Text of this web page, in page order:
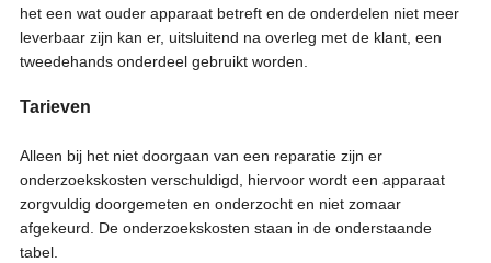
het een wat ouder apparaat betreft en de onderdelen niet meer
leverbaar zijn kan er, uitsluitend na overleg met de klant, een
tweedehands onderdeel gebruikt worden.
Tarieven
Alleen bij het niet doorgaan van een reparatie zijn er
onderzoekskosten verschuldigd, hiervoor wordt een apparaat
zorgvuldig doorgemeten en onderzocht en niet zomaar
afgekeurd. De onderzoekskosten staan in de onderstaande
tabel.